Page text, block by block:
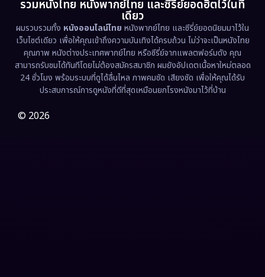
รวมหนังไทย หนังพากย์ไทย และซีรี่ย์ยอดฮิตไว้ในที่
เดียว
ผมรวบรวมทั้ง หนังออนไลน์ไทย หนังพากย์ไทย และซีรี่ย์ยอดนิยมมาไว้ใน
เว็บไซต์เดียว เพื่อให้คุณเข้าถึงความบันเทิงได้ครบถ้วน ไม่ว่าจะเป็นหนังไทย
คุณภาพ หนังต่างประเทศพากย์ไทย หรือซีรี่ย์จากแพลตฟอร์มดัง คุณ
สามารถรับชมได้ทันทีโดยไม่ต้องสมัครสมาชิก ผมยังอัปเดตเนื้อหาใหม่ตลอด
24 ชั่วโมง พร้อมระบบที่ดูได้ลื่นไหล ภาพคมชัด เสียงชัด เพื่อให้คุณได้รับ
ประสบการณ์การดูหนังที่ดีที่สุดเหมือนยกโรงหนังมาไว้ที่บ้าน
© 2026